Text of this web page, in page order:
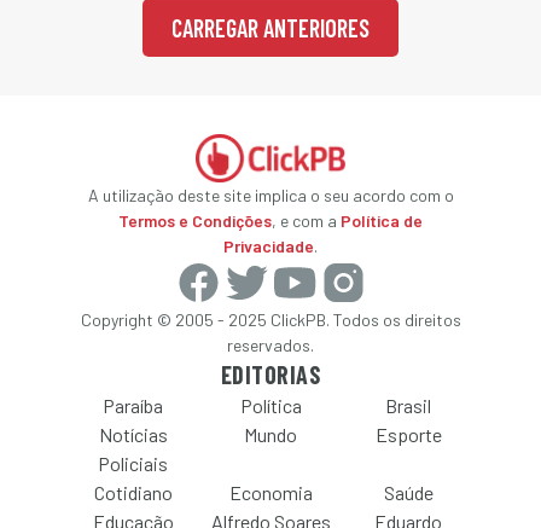
CARREGAR ANTERIORES
A utilização deste site implica o seu acordo com o
Termos e Condições, e com a Política de
Privacidade.
Copyright © 2005 - 2025 ClickPB. Todos os direitos
reservados.
EDITORIAS
Paraíba Política
Brasil
Notícias
Policiais
Mundo Esporte
Cotidiano Economia
Saúde
Educação
Alfredo Soares Eduardo